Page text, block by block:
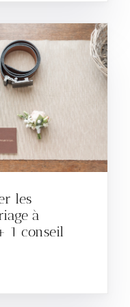
les
à
1 conseil